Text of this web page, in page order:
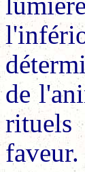
de
rituels
faveur.